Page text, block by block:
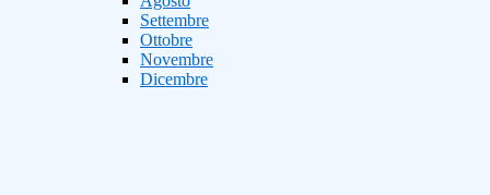
Settembre
Ottobre
Novembre
Dicembre